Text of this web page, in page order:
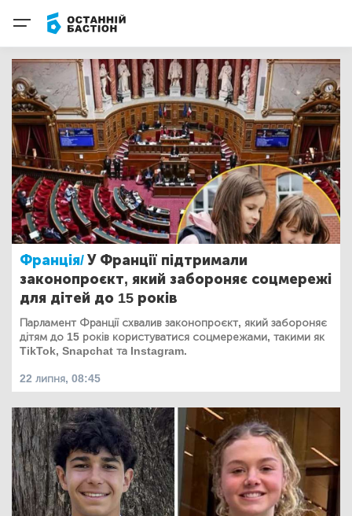
Франція/У Франції підтримали
законопроєкт, який забороняє соцмережі
для дітей до 15 років
Парламент Франції схвалив законопроєкт, який забороняє
дітям до 15 років користуватися соцмережами, такими як
TikTok, Snapchat та Instagram.
22 липня, 08:45